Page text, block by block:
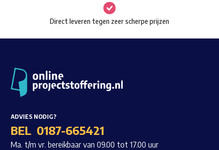
productpagina
Direct leveren tegen zeer scherpe prijzen
ADVIES NODIG?
BEL 0187-665421
Ma. t/m vr. bereikbaar van 09.00 tot 17.00 uur